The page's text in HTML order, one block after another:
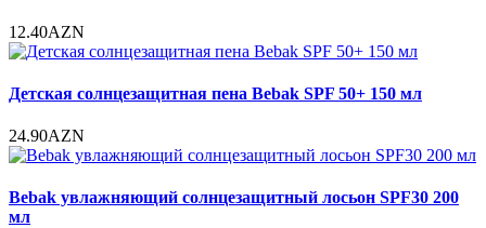
12.40AZN
Детская солнцезащитная пена Bebak SPF 50+ 150 мл
24.90AZN
Bebak увлажняющий солнцезащитный лосьон SPF30 200
мл